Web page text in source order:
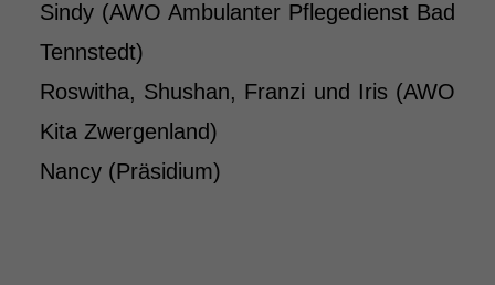
Sindy (AWO Ambulanter Pflegedienst Bad
Tennstedt)
Roswitha, Shushan, Franzi und Iris (AWO
Kita Zwergenland)
Nancy (Präsidium)